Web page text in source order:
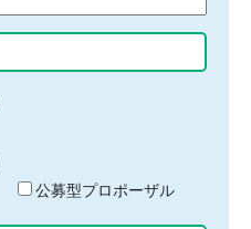
公募型プロポーザル